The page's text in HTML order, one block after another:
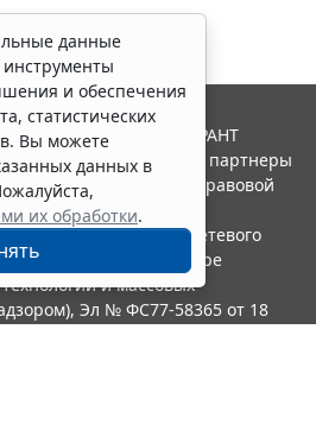
данные
и обеспечения
статистических
Вы можете
данных в
их обработки.
2026. Система ГАРАНТ
Компания "Гарант" и ее партнеры
ассоциации правовой
в качестве сетевого
по надзору в сфере
и массовых
Эл № ФС77-58365 от 18